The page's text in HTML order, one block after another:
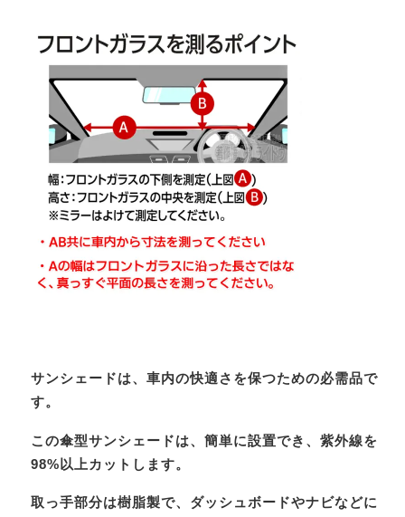
サンシェードは、車内の快適さを保つための必需品で
す。
この傘型サンシェードは、簡単に設置でき、紫外線を
98%以上カットします。
取っ手部分は樹脂製で、ダッシュボードやナビなどに